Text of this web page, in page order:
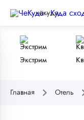
чёкуда
Экстрим
Главная Отель